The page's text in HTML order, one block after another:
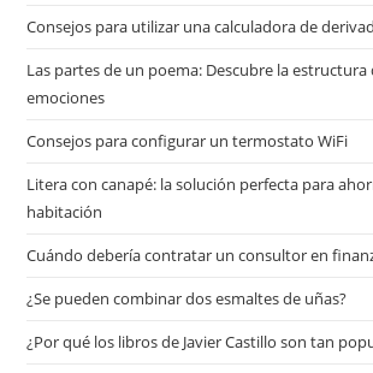
Consejos para utilizar una calculadora de
Las partes de un poema: Descubre la estructura
emociones
Consejos para configurar un termostato WiFi
Litera con canapé: la solución perfecta para
habitación
Cuándo debería contratar un consultor en
¿Se pueden combinar dos esmaltes de uñas?
¿Por qué los libros de Javier Castillo son tan